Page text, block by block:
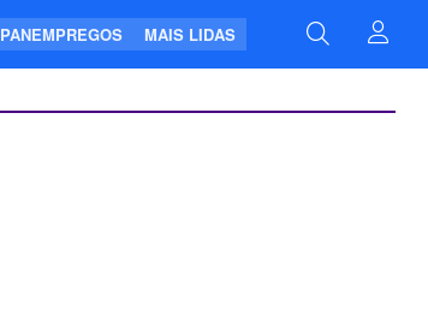
PANEMPREGOS MAIS LIDAS